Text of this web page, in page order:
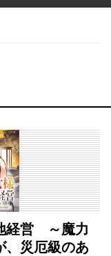
経営 ～魔力
、災厄級のあ